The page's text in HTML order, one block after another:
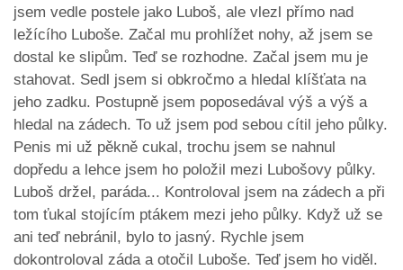
jsem vedle postele jako Luboš, ale vlezl přímo nad
ležícího Luboše. Začal mu prohlížet nohy, až jsem se
dostal ke slipům. Teď se rozhodne. Začal jsem mu je
stahovat. Sedl jsem si obkročmo a hledal klíšťata na
jeho zadku. Postupně jsem poposedával výš a výš a
hledal na zádech. To už jsem pod sebou cítil jeho půlky.
Penis mi už pěkně cukal, trochu jsem se nahnul
dopředu a lehce jsem ho položil mezi Lubošovy půlky.
Luboš držel, paráda... Kontroloval jsem na zádech a při
tom ťukal stojícím ptákem mezi jeho půlky. Když už se
ani teď nebránil, bylo to jasný. Rychle jsem
dokontroloval záda a otočil Luboše. Teď jsem ho viděl.